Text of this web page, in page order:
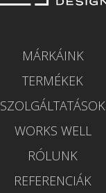
MÁRKÁINK
TERMÉKEK
SZOLGÁLTATÁSOK
WORKS WELL
RÓLUNK
REFERENCIÁK